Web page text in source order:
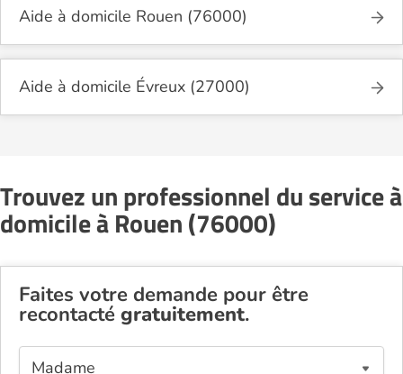
Aide à domicile Rouen (76000)
Aide à domicile Évreux (27000)
Trouvez un professionnel du service à
domicile à Rouen (76000)
Faites votre demande pour être
recontacté gratuitement.